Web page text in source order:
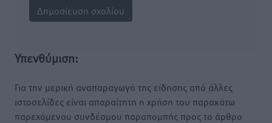
Υπενθύμιση:
Για την μερική αναπαραγωγή της είδησης από άλλες
ιστοσελίδες είναι απαραίτητη η χρήση του παρακάτω
παρεχόμενου συνδέσμου παραπομπής προς το άρθρο